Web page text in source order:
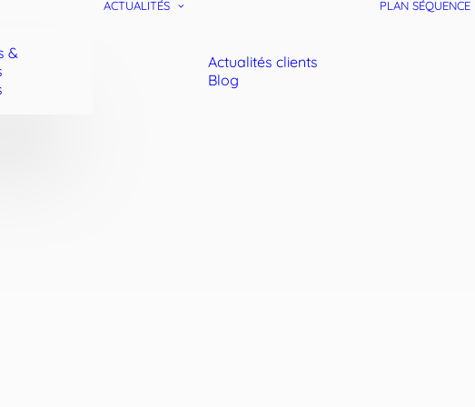
&
ACTUALITÉS
Actualités clients
Blog
PLAN SÉQUENCE